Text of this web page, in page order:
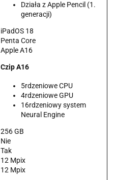
Działa z Apple Pencil (1.
generacji)
iPadOS 18
Penta Core
Apple A16
Czip A16
5rdzeniowe CPU
4rdzeniowe GPU
16rdzeniowy system
Neural Engine
256 GB
Nie
Tak
12 Mpix
12 Mpix